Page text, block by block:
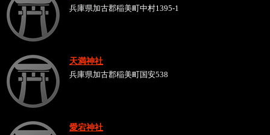
兵庫県加古郡稲美町中村1395-1
天満神社
兵庫県加古郡稲美町国安538
愛宕神社